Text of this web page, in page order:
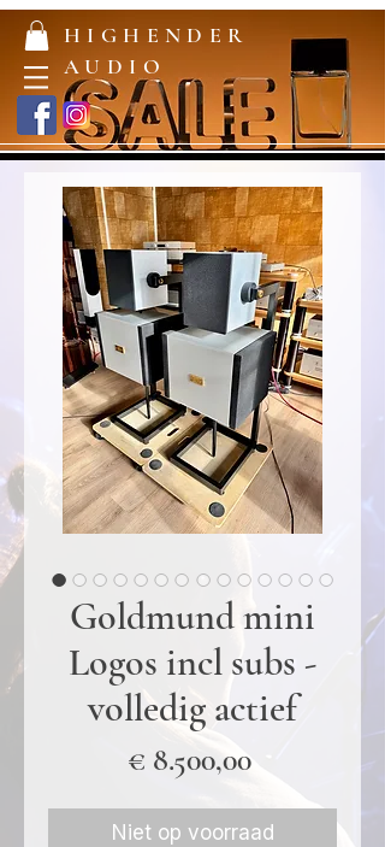
HIGHENDER
AUDIO
Goldmund mini
Logos incl subs -
volledig actief
€ 8.500,00Prijs
Niet op voorraad